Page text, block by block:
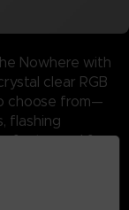
Nowhere with
clear RGB
choose from—
flashing
mood for